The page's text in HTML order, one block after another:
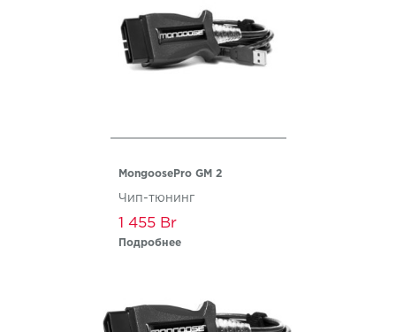
MongoosePro GM 2
Чип-тюнинг
1 455
Подробнее